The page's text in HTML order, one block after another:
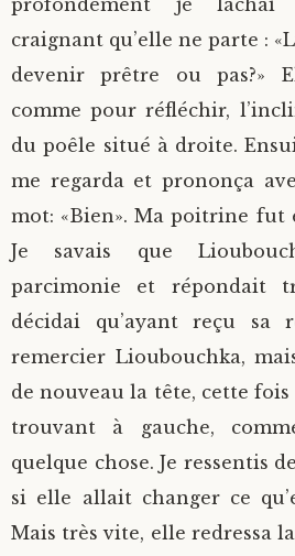
profondément je
craignant qu’elle ne parte :
devenir prêtre ou pas?»
comme pour réfléchir,
du poêle situé à droite.
me regarda et prononça
mot: «Bien». Ma poitrine fut
Je savais que
parcimonie et répondait
décidai qu’ayant reçu sa
remercier Lioubouchka,
de nouveau la tête, cette
trouvant à gauche,
quelque chose. Je ressentis
si elle allait changer ce
Mais très vite, elle redressa